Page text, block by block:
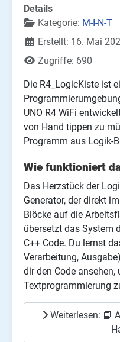
Details
Kategorie: M-I-N-T
Erstellt: 16. Mai
Zugriffe: 690
Die R4_LogicKiste ist
UNO R4 WiFi
von Hand tippen zu
Programm aus Logik-
Wie funktioniert
Das Herzstück der
Generator, der direkt
Blöcke auf die
übersetzt das System
C++ Code. Du lernst
Verarbeitung,
dir den Code ansehen,
Textprogrammierung
Weiterlesen: 📘